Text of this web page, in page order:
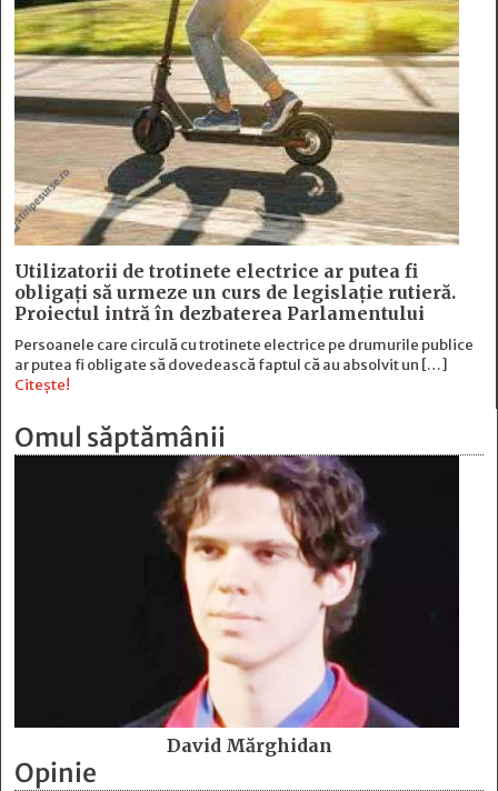
Utilizatorii de trotinete electrice ar putea fi
obligați să urmeze un curs de legislație rutieră.
Proiectul intră în dezbaterea Parlamentului
Persoanele care circulă cu trotinete electrice pe drumurile publice
ar putea fi obligate să dovedească faptul că au absolvit un […]
Citește!
Omul săptămânii
David Mărghidan
Opinie